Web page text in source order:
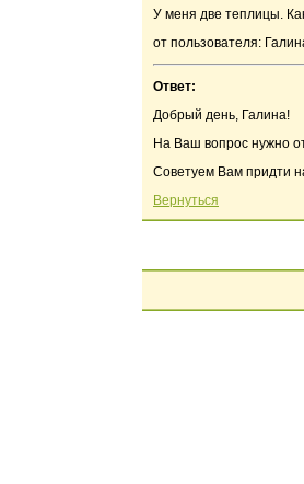
У меня две теплицы.
от пользователя:
Ответ:
Добрый день, Галина!
На Ваш вопрос нужно
Советуем Вам придти
Вернуться